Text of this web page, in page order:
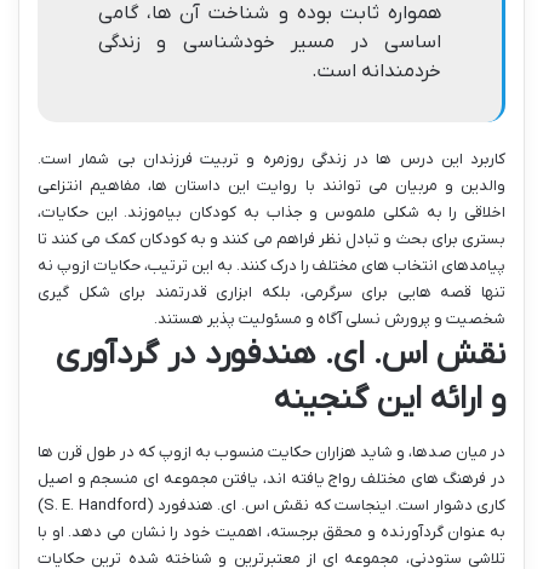
همواره ثابت بوده و شناخت آن ها، گامی
اساسی در مسیر خودشناسی و زندگی
خردمندانه است.
کاربرد این درس ها در زندگی روزمره و تربیت فرزندان بی شمار است.
والدین و مربیان می توانند با روایت این داستان ها، مفاهیم انتزاعی
اخلاقی را به شکلی ملموس و جذاب به کودکان بیاموزند. این حکایات،
بستری برای بحث و تبادل نظر فراهم می کنند و به کودکان کمک می کنند تا
پیامدهای انتخاب های مختلف را درک کنند. به این ترتیب، حکایات ازوپ نه
تنها قصه هایی برای سرگرمی، بلکه ابزاری قدرتمند برای شکل گیری
شخصیت و پرورش نسلی آگاه و مسئولیت پذیر هستند.
نقش اس. ای. هندفورد در گردآوری
و ارائه این گنجینه
در میان صدها، و شاید هزاران حکایت منسوب به ازوپ که در طول قرن ها
در فرهنگ های مختلف رواج یافته اند، یافتن مجموعه ای منسجم و اصیل
کاری دشوار است. اینجاست که نقش اس. ای. هندفورد (S. E. Handford)
به عنوان گردآورنده و محقق برجسته، اهمیت خود را نشان می دهد. او با
تلاشی ستودنی، مجموعه ای از معتبرترین و شناخته شده ترین حکایات